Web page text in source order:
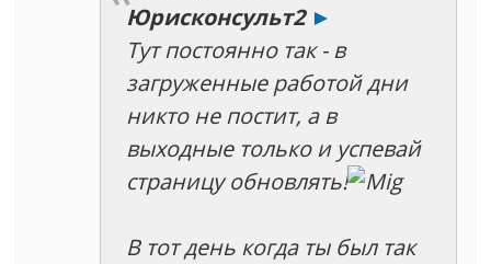
Юрисконсульт2 ►
Тут постоянно так - в
загруженные работой дни
никто не постит, а в
выходные только и успевай
страницу обновлять!
В тот день когда ты был так